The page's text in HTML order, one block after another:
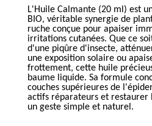
L'Huile Calmante (20 ml) est
BIO, véritable synergie de
ruche conçue pour apaiser
irritations cutanées. Que ce
d'une piqûre d'insecte,
une exposition solaire ou
frottement, cette huile
baume liquide. Sa formule
couches supérieures de
actifs réparateurs et restaurer
un geste simple et naturel.